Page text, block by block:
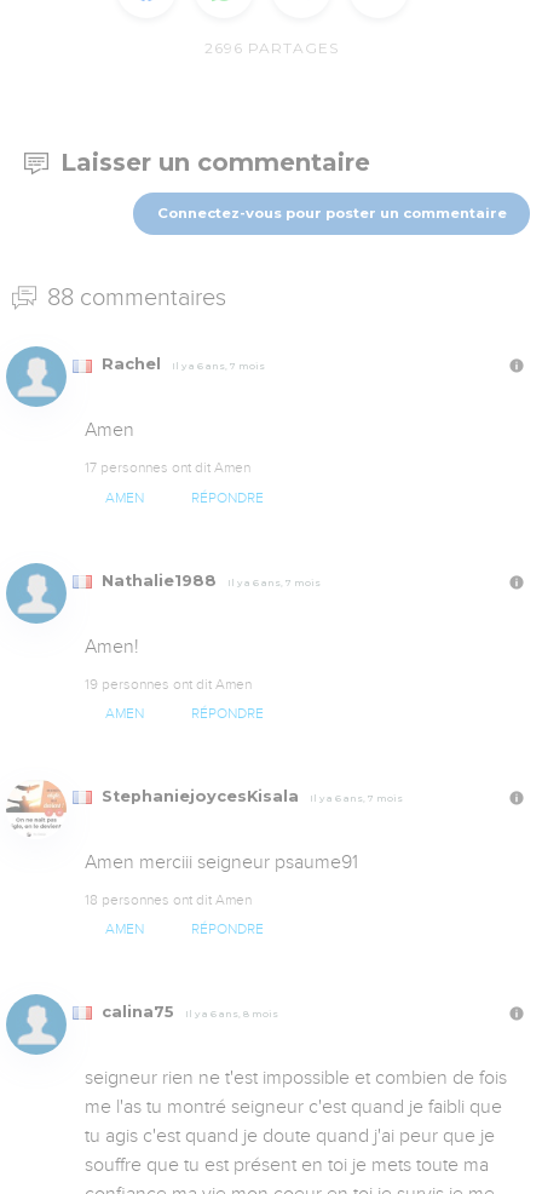
2696 PARTAGES
Laisser un commentaire
Connectez-vous pour poster un commentaire
88 commentaires
Rachel Il y a 6 ans, 7 mois
Amen
17 personnes ont dit Amen
AMEN RÉPONDRE
Nathalie1988 Il y a 6 ans, 7 mois
Amen!
19 personnes ont dit Amen
AMEN RÉPONDRE
StephaniejoycesKisala Il y a 6 ans, 7 mois
Amen merciii seigneur psaume91
18 personnes ont dit Amen
AMEN RÉPONDRE
calina75 Il y a 6 ans, 8 mois
seigneur rien ne t'est impossible et combien de fois
me l'as tu montré seigneur c'est quand je faibli que
tu agis c'est quand je doute quand j'ai peur que je
souffre que tu est présent en toi je mets toute ma